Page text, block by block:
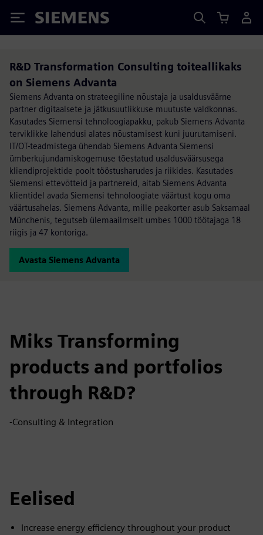
Siemens
R&D Transformation Consulting toiteallikaks
on Siemens Advanta
Siemens Advanta on strateegiline nõustaja ja usaldusväärne
partner digitaalsete ja jätkusuutlikkuse muutuste valdkonnas.
Kasutades Siemensi tehnoloogiapakku, pakub Siemens Advanta
terviklikke lahendusi alates nõustamisest kuni juurutamiseni.
IT/OT-teadmistega ühendab Siemens Advanta Siemensi
ümberkujundamiskogemuse tõestatud usaldusväärsusega
kliendiprojektide poolt tööstusharudes ja riikides. Kasutades
Siemensi ettevõtteid ja partnereid, aitab Siemens Advanta
klientidel avada Siemensi tehnoloogiate väärtust kogu oma
väärtusahelas. Siemens Advanta, mille peakorter asub Saksamaal
Münchenis, tegutseb ülemaailmselt umbes 1000 töötajaga 18
riigis ja 47 kontoriga.
Avasta Siemens Advanta
Miks Transforming
products and portfolios
through R&D?
-Consulting & Integration
Eelised
Increase energy efficiency throughout your product